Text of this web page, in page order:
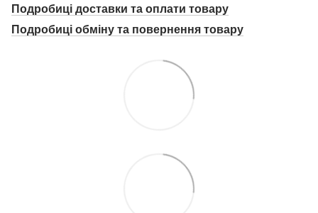
Подробиці доставки та оплати товару
Подробиці обміну та повернення товару